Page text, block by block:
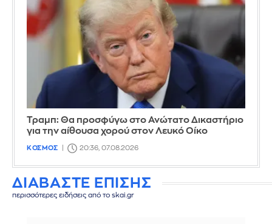
Τραμπ: Θα προσφύγω στο Ανώτατο Δικαστήριο
για την αίθουσα χορού στον Λευκό Οίκο
ΚΟΣΜΟΣ 20:36, 07.08.2026
ΔΙΑΒΑΣΤΕ ΕΠΙΣΗΣ
περισσότερες ειδήσεις από το skai.gr